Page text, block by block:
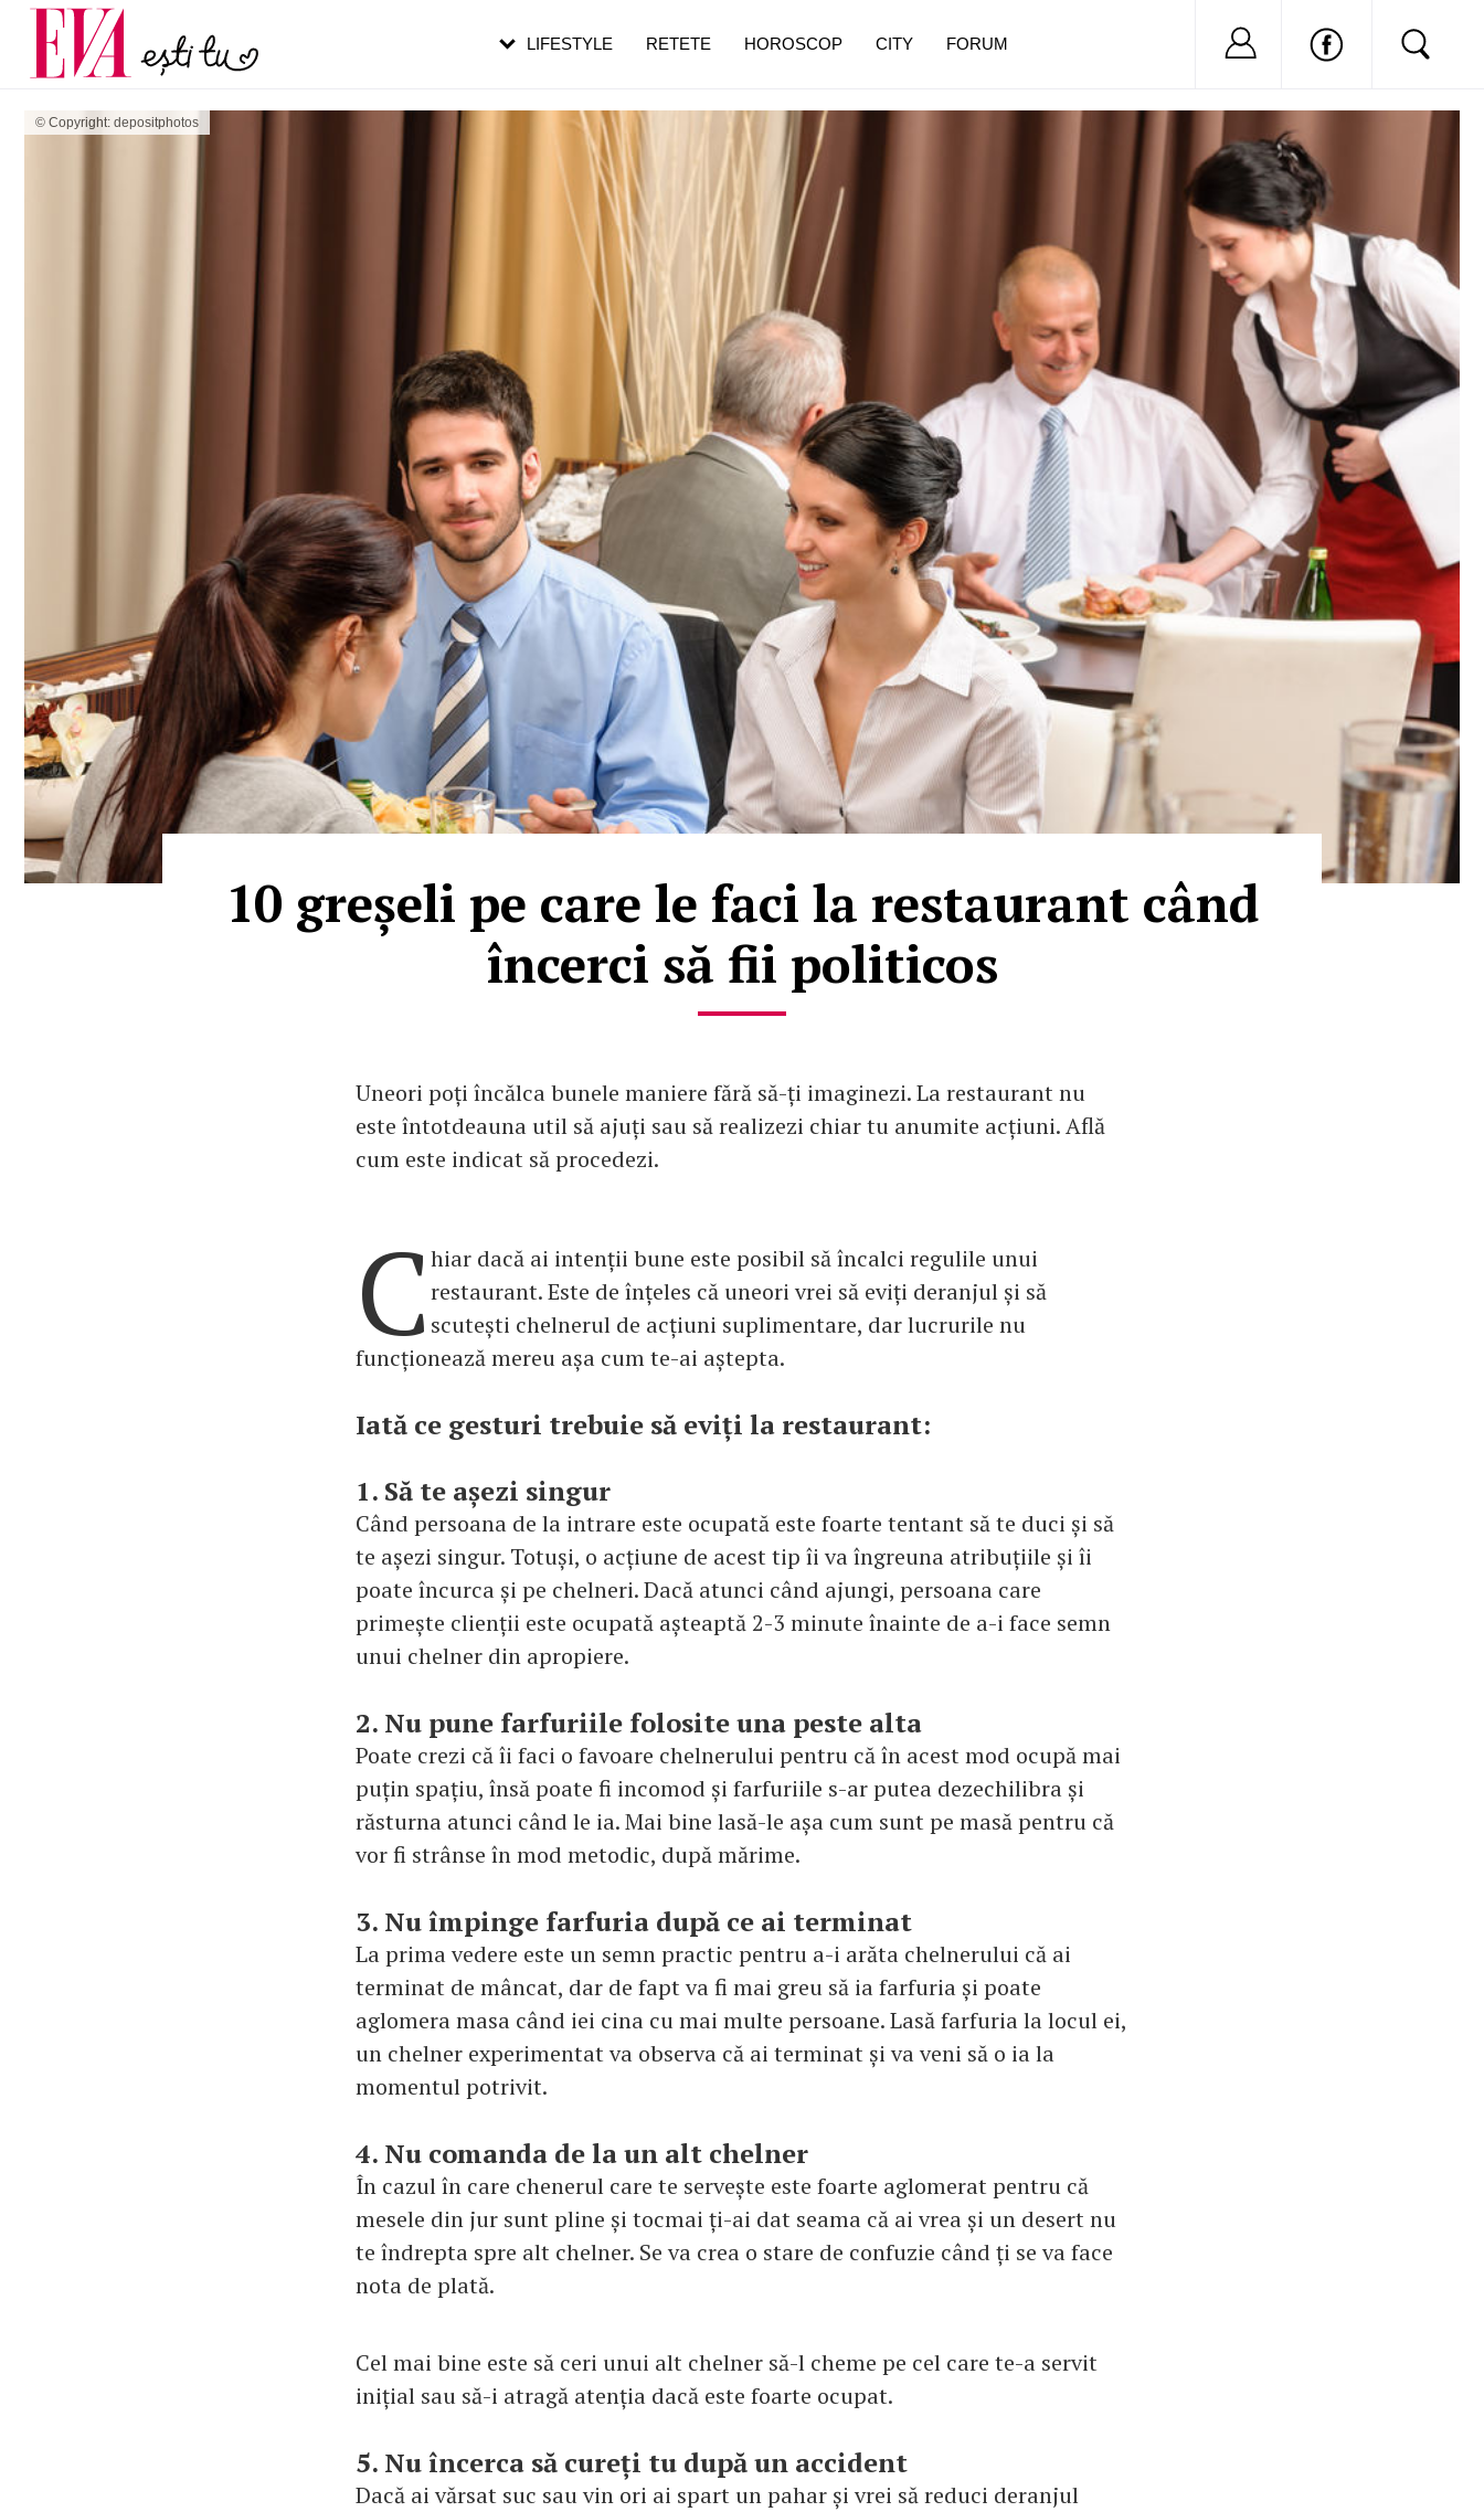
© Copyright: depositphotos
10 greșeli pe care le faci la restaurant când
încerci să fii politicos
Uneori poți încălca bunele maniere fără să-ți imaginezi. La restaurant nu
este întotdeauna util să ajuți sau să realizezi chiar tu anumite acțiuni. Află
cum este indicat să procedezi.
C hiar dacă ai intenții bune este posibil să încalci regulile unui
restaurant. Este de înțeles că uneori vrei să eviți deranjul și să
scutești chelnerul de acțiuni suplimentare, dar lucrurile nu
funcționează mereu așa cum te-ai aștepta.
Iată ce gesturi trebuie să eviți la restaurant:
1. Să te așezi singur
Când persoana de la intrare este ocupată este foarte tentant să te duci și să
te așezi singur. Totuși, o acțiune de acest tip îi va îngreuna atribuțiile și îi
poate încurca și pe chelneri. Dacă atunci când ajungi, persoana care
primește clienții este ocupată așteaptă 2-3 minute înainte de a-i face semn
unui chelner din apropiere.
2. Nu pune farfuriile folosite una peste alta
Poate crezi că îi faci o favoare chelnerului pentru că în acest mod ocupă mai
puțin spațiu, însă poate fi incomod și farfuriile s-ar putea dezechilibra și
răsturna atunci când le ia. Mai bine lasă-le așa cum sunt pe masă pentru că
vor fi strânse în mod metodic, după mărime.
3. Nu împinge farfuria după ce ai terminat
La prima vedere este un semn practic pentru a-i arăta chelnerului că ai
terminat de mâncat, dar de fapt va fi mai greu să ia farfuria și poate
aglomera masa când iei cina cu mai multe persoane. Lasă farfuria la locul ei,
un chelner experimentat va observa că ai terminat și va veni să o ia la
momentul potrivit.
4. Nu comanda de la un alt chelner
În cazul în care chenerul care te servește este foarte aglomerat pentru că
mesele din jur sunt pline și tocmai ți-ai dat seama că ai vrea și un desert nu
te îndrepta spre alt chelner. Se va crea o stare de confuzie când ți se va face
nota de plată.
Cel mai bine este să ceri unui alt chelner să-l cheme pe cel care te-a servit
inițial sau să-i atragă atenția dacă este foarte ocupat.
5. Nu încerca să cureți tu după un accident
Dacă ai vărsat suc sau vin ori ai spart un pahar și vrei să reduci deranjul
LIFESTYLE RETETE HOROSCOP CITY FORUM Nu ai cont?
Carieră
Actualitate
pe măsură ce înaintezi în vârstă